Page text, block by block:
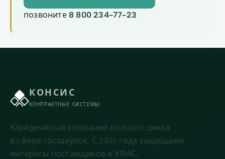
позвоните 8 800 234-77-23
КОНСИС
КОНТРАКТНЫЕ СИСТЕМЫ
Юридическая компания полного цикла
в сфере госзакупок. С 2016 года защищаем
интересы поставщиков в УФАС,